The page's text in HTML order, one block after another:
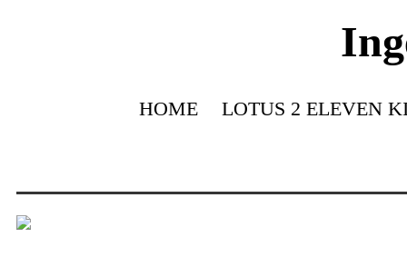
HOME LOTUS 2 ELEVEN